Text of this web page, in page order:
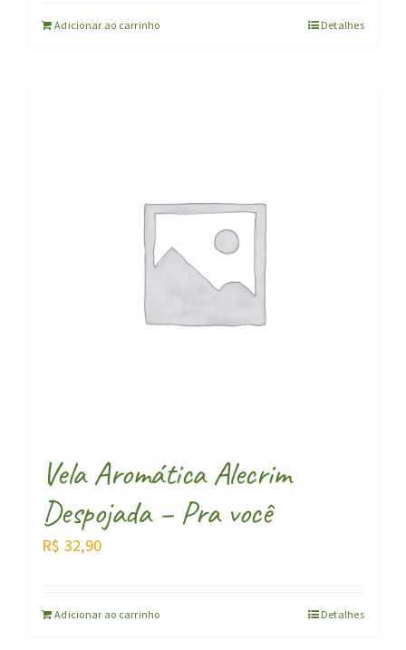
Adicionar ao carrinho Detalhes
Vela Aromática Alecrim
Despojada – Pra você
R$ 32,90
Adicionar ao carrinho Detalhes